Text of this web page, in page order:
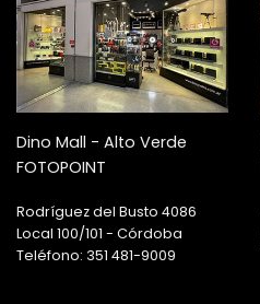
Dino Mall - Alto Verde
FOTOPOINT
Rodríguez del Busto 4086
Local 100/101 - Córdoba
Teléfono: 351 481-9009